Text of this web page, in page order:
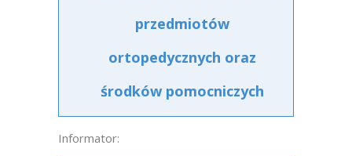
przedmiotów
ortopedycznych oraz
środków pomocniczych
Informator: